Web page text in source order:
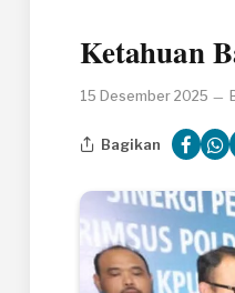
Ketahuan
15 Desember 2025
Bagikan